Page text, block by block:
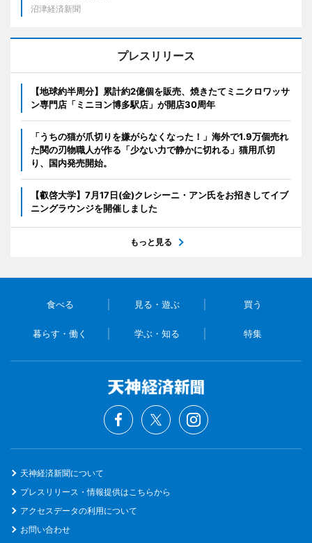
沼津経済新聞
プレスリリース
【地球約半周分】累計約2億個を販売、焼きたてミニクロワッサ
ン専門店「ミニヨン博多駅店」が開店30周年
「うちの猫が爪切りを嫌がらなくなった！」海外で1.9万個売れ
た関の刃物職人が作る「少ない力で静かに切れる」猫用爪切
り、国内発売開始。
【叡啓大学】7月17日(金)クレシーニ・アン氏をお招きしてイブ
ニングラウンジを開催しました
もっと見る
食べる 見る・遊ぶ 買う
暮らす・働く 学ぶ・知る 特集
天神経済新聞について
プレスリリース・情報提供はこちらから
アクセスデータの利用について
お問い合わせ